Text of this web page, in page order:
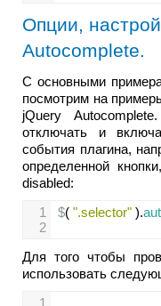
Опции,
Autocomplete.
С основными
посмотрим на
jQuery
отключать и
события плагина,
определенной
disabled:
1
$( ".selector" ).
2
Для того чтобы
использовать
1